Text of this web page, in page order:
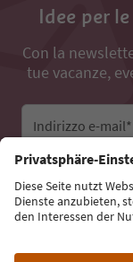
Idee per
Con la
tue vacanze,
Indirizzo e-mail*